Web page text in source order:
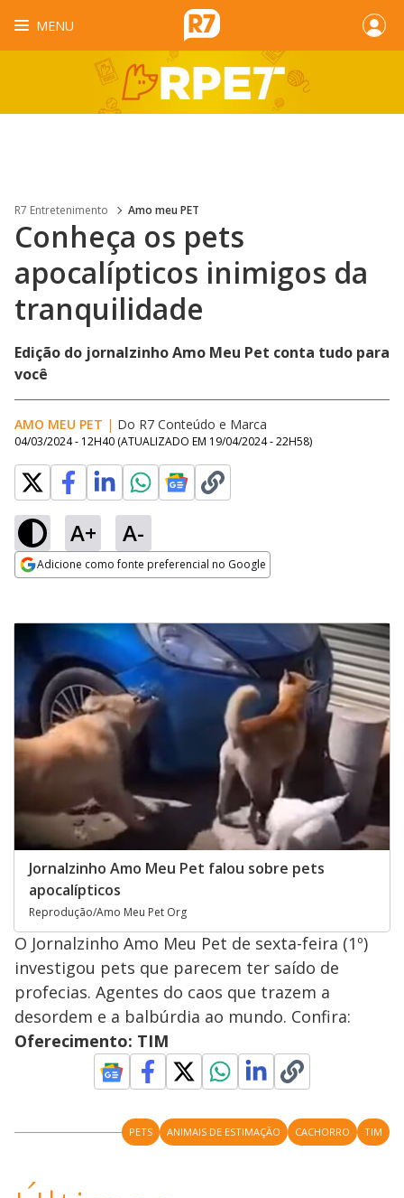
MENU
R7 Entretenimento Amo meu PET
Conheça os pets
apocalípticos inimigos da
tranquilidade
Edição do jornalzinho Amo Meu Pet conta tudo para
você
AMO MEU PET | Do R7 Conteúdo e Marca
04/03/2024 - 12H40 (ATUALIZADO EM 19/04/2024 - 22H58)
A+ A-
Adicione como fonte preferencial no Google
Jornalzinho Amo Meu Pet falou sobre pets
apocalípticos
Reprodução/Amo Meu Pet Org
O Jornalzinho Amo Meu Pet de sexta-feira (1º)
investigou pets que parecem ter saído de
profecias. Agentes do caos que trazem a
desordem e a balbúrdia ao mundo. Confira:
Oferecimento: TIM
PETS ANIMAIS DE ESTIMAÇÃO CACHORRO TIM